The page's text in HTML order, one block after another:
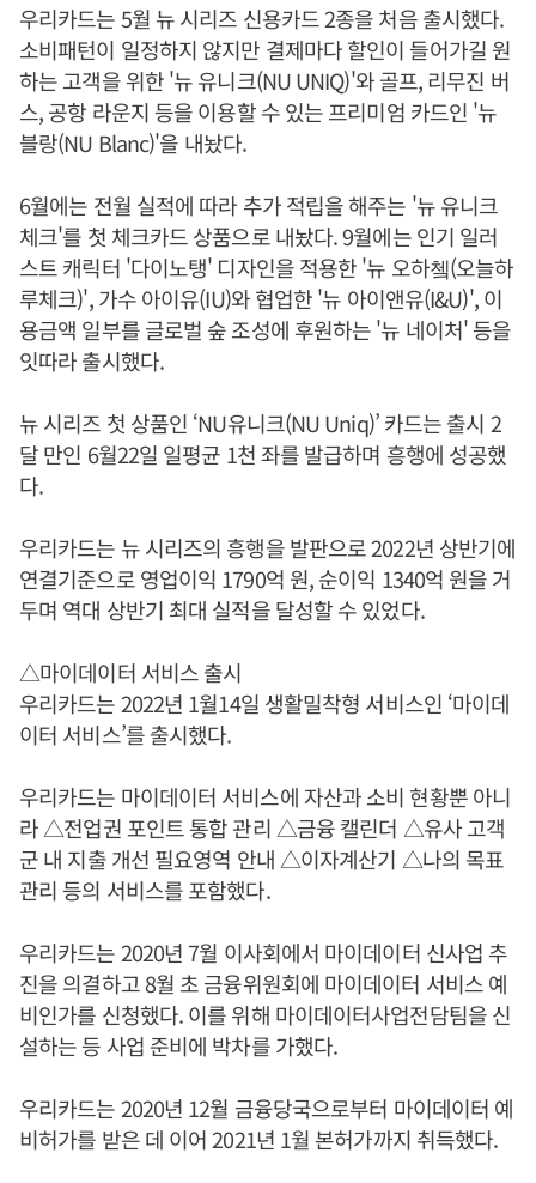
우리카드는 5월 뉴 시리즈 신용카드 2종을 처음 출시했다.
소비패턴이 일정하지 않지만 결제마다 할인이 들어가길 원
하는 고객을 위한 '뉴 유니크(NU UNIQ)'와 골프, 리무진 버
스, 공항 라운지 등을 이용할 수 있는 프리미엄 카드인 '뉴
블랑(NU Blanc)'을 내놨다.
6월에는 전월 실적에 따라 추가 적립을 해주는 '뉴 유니크
체크'를 첫 체크카드 상품으로 내놨다. 9월에는 인기 일러
스트 캐릭터 '다이노탱' 디자인을 적용한 '뉴 오하쳌(오늘하
루체크)', 가수 아이유(IU)와 협업한 '뉴 아이앤유(I&U)', 이
용금액 일부를 글로벌 숲 조성에 후원하는 '뉴 네이처' 등을
잇따라 출시했다.
뉴 시리즈 첫 상품인 ‘NU유니크(NU Uniq)’ 카드는 출시 2
달 만인 6월22일 일평균 1천 좌를 발급하며 흥행에 성공했
다.
우리카드는 뉴 시리즈의 흥행을 발판으로 2022년 상반기에
연결기준으로 영업이익 1790억 원, 순이익 1340억 원을 거
두며 역대 상반기 최대 실적을 달성할 수 있었다.
△마이데이터 서비스 출시
우리카드는 2022년 1월14일 생활밀착형 서비스인 ‘마이데
이터 서비스’를 출시했다.
우리카드는 마이데이터 서비스에 자산과 소비 현황뿐 아니
라 △전업권 포인트 통합 관리 △금융 캘린더 △유사 고객
군 내 지출 개선 필요영역 안내 △이자계산기 △나의 목표
관리 등의 서비스를 포함했다.
우리카드는 2020년 7월 이사회에서 마이데이터 신사업 추
진을 의결하고 8월 초 금융위원회에 마이데이터 서비스 예
비인가를 신청했다. 이를 위해 마이데이터사업전담팀을 신
설하는 등 사업 준비에 박차를 가했다.
우리카드는 2020년 12월 금융당국으로부터 마이데이터 예
비허가를 받은 데 이어 2021년 1월 본허가까지 취득했다.